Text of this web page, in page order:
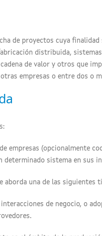
de proyectos cuya
distribuida,
de valor y otros que
empresas o entre dos o
empresas (opcionalmente
sistema en sus
aborda una de las siguientes
de negocio, o